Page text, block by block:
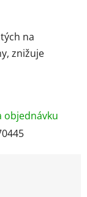
na
znižuje
objednávku